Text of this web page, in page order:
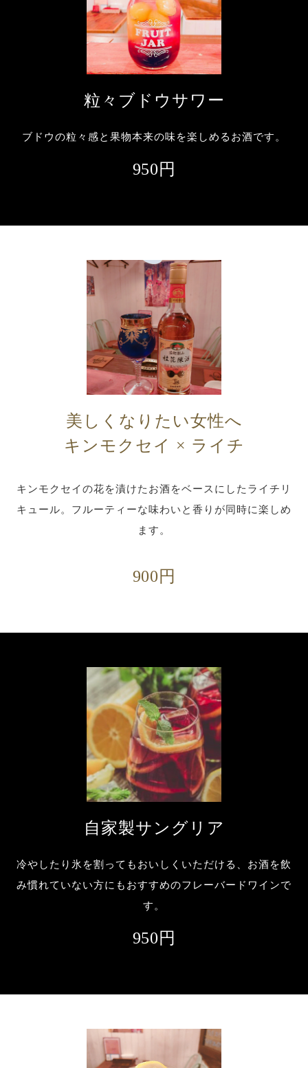
粒々ブドウサワー
ブドウの粒々感と果物本来の味を楽しめるお酒です。
950円
美しくなりたい女性へ
キンモクセイ × ライチ
キンモクセイの花を漬けたお酒をベースにしたライチリ
キュール。フルーティーな味わいと香りが同時に楽しめ
ます。
900円
自家製サングリア
冷やしたり氷を割ってもおいしくいただける、お酒を飲
み慣れていない方にもおすすめのフレーバードワインで
す。
950円